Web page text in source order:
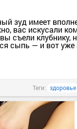
зуд имеет
вас искусали
съели клубнику,
сыпь — и вот уже
Теги: здоровье